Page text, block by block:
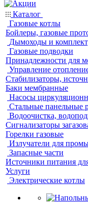
Каталог
Газовые котлы
Бойлеры, газовые
Дымоходы и
Газовые подводки
Принадлежности для
Управление
Стабилизаторы,
Баки мембранные
Насосы
Стальные панельные
Водоочистка,
Сигнализаторы
Горелки газовые
Излучатели для
Запасные части
Источники питания
Услуги
Электрические котлы